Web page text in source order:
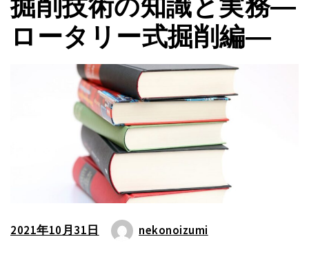
ロータリー式掘削編―
2021年10月31日 nekonoizumi